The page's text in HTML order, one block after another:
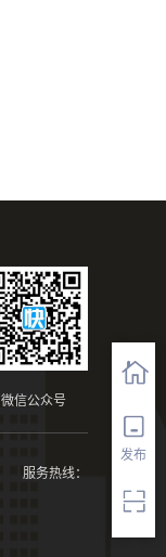
发布
微信公众号
服务热线：